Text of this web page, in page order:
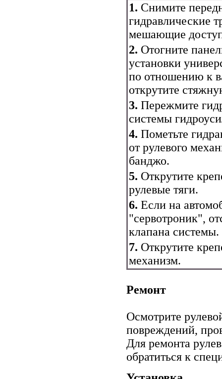
1. Снимите
гидравлические
мешающие
2. Отогните
установки
по отношению к
открутите
3. Пережмите
системы
4. Пометьте
от рулевого
банджо.
5. Открутите
рулевые тяги.
6. Если на
"сервотроник",
клапана системы.
7. Открутите
механизм.
Ремонт
Осмотрите
повреждений,
Для ремонта
обратиться к